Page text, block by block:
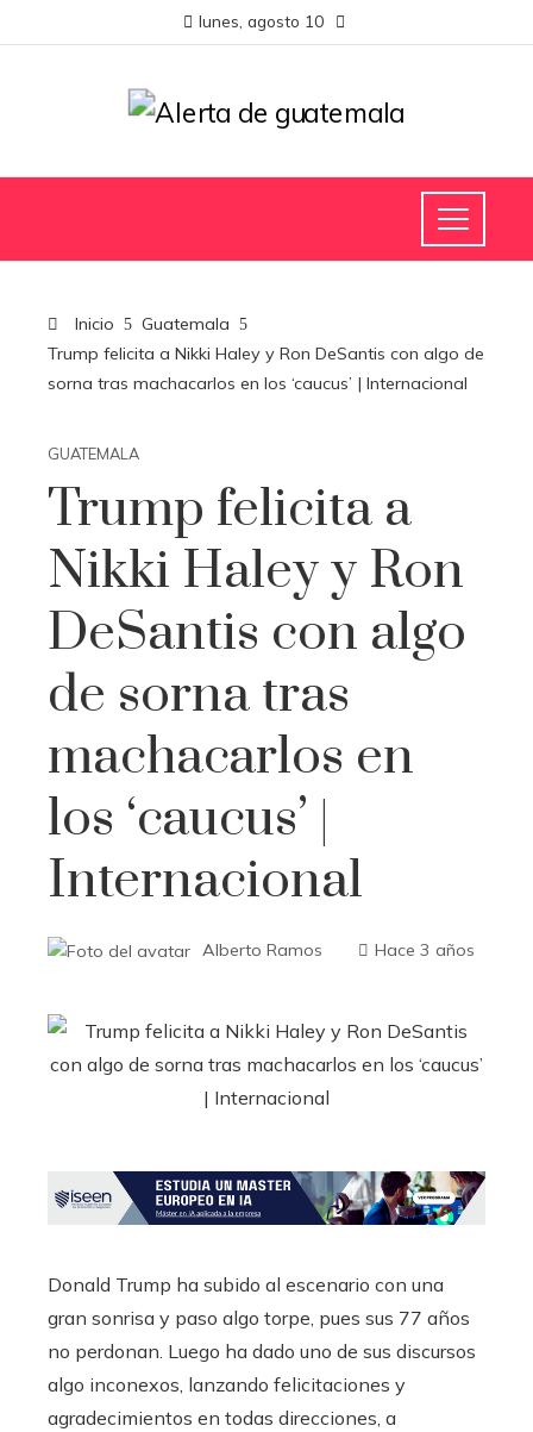
lunes, agosto 10
Inicio
Guatemala
Trump felicita a Nikki Haley y Ron DeSantis con algo de
sorna tras machacarlos en los ‘caucus’ | Internacional
GUATEMALA
Trump felicita a
Nikki Haley y Ron
DeSantis con algo
de sorna tras
machacarlos en
los ‘caucus’ |
Internacional
Alberto Ramos Hace 3 años
Donald Trump ha subido al escenario con una
gran sonrisa y paso algo torpe, pues sus 77 años
no perdonan. Luego ha dado uno de sus discursos
algo inconexos, lanzando felicitaciones y
agradecimientos en todas direcciones, a